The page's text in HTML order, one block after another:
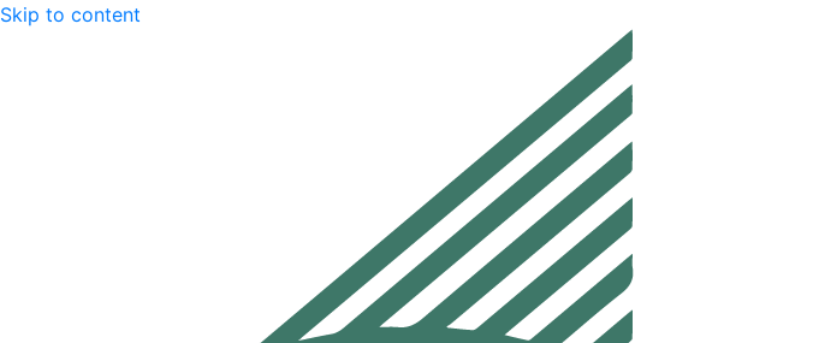
Skip to content